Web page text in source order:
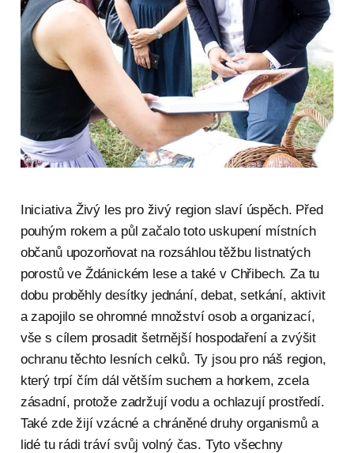
Iniciativa Živý les pro živý region slaví úspěch. Před
pouhým rokem a půl začalo toto uskupení místních
občanů upozorňovat na rozsáhlou těžbu listnatých
porostů ve Ždánickém lese a také v Chřibech. Za tu
dobu proběhly desítky jednání, debat, setkání, aktivit
a zapojilo se ohromné množství osob a organizací,
vše s cílem prosadit šetrnější hospodaření a zvýšit
ochranu těchto lesních celků. Ty jsou pro náš region,
který trpí čím dál větším suchem a horkem, zcela
zásadní, protože zadržují vodu a ochlazují prostředí.
Také zde žijí vzácné a chráněné druhy organismů a
lidé tu rádi tráví svůj volný čas. Tyto všechny